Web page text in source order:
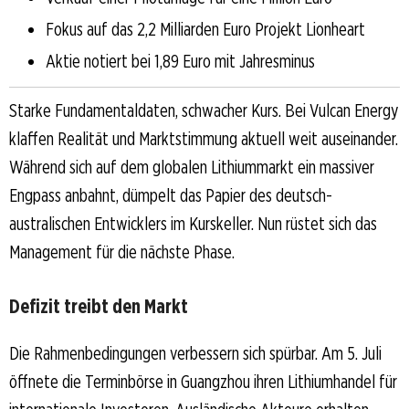
Fokus auf das 2,2 Milliarden Euro Projekt Lionheart
Aktie notiert bei 1,89 Euro mit Jahresminus
Starke Fundamentaldaten, schwacher Kurs. Bei Vulcan Energy
klaffen Realität und Marktstimmung aktuell weit auseinander.
Während sich auf dem globalen Lithiummarkt ein massiver
Engpass anbahnt, dümpelt das Papier des deutsch-
australischen Entwicklers im Kurskeller. Nun rüstet sich das
Management für die nächste Phase.
Defizit treibt den Markt
Die Rahmenbedingungen verbessern sich spürbar. Am 5. Juli
öffnete die Terminbörse in Guangzhou ihren Lithiumhandel für